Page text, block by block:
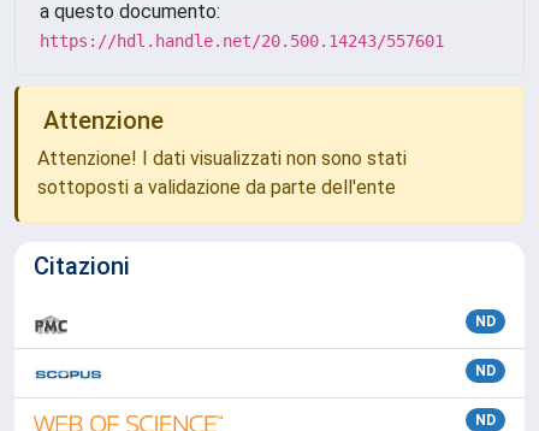
a questo documento:
https://hdl.handle.net/20.500.14243/557601
Attenzione
Attenzione! I dati visualizzati non sono stati
sottoposti a validazione da parte dell'ente
Citazioni
ND
ND
ND